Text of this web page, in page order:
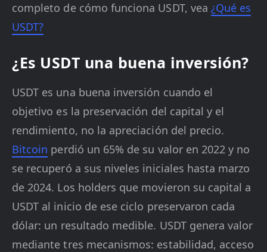
completo de cómo funciona USDT, vea ¿Qué es
USDT?
¿Es USDT una buena inversión?
USDT es una buena inversión cuando el
objetivo es la preservación del capital y el
rendimiento, no la apreciación del precio.
Bitcoin perdió un 65% de su valor en 2022 y no
se recuperó a sus niveles iniciales hasta marzo
de 2024. Los holders que movieron su capital a
USDT al inicio de ese ciclo preservaron cada
dólar: un resultado medible. USDT genera valor
mediante tres mecanismos: estabilidad, acceso